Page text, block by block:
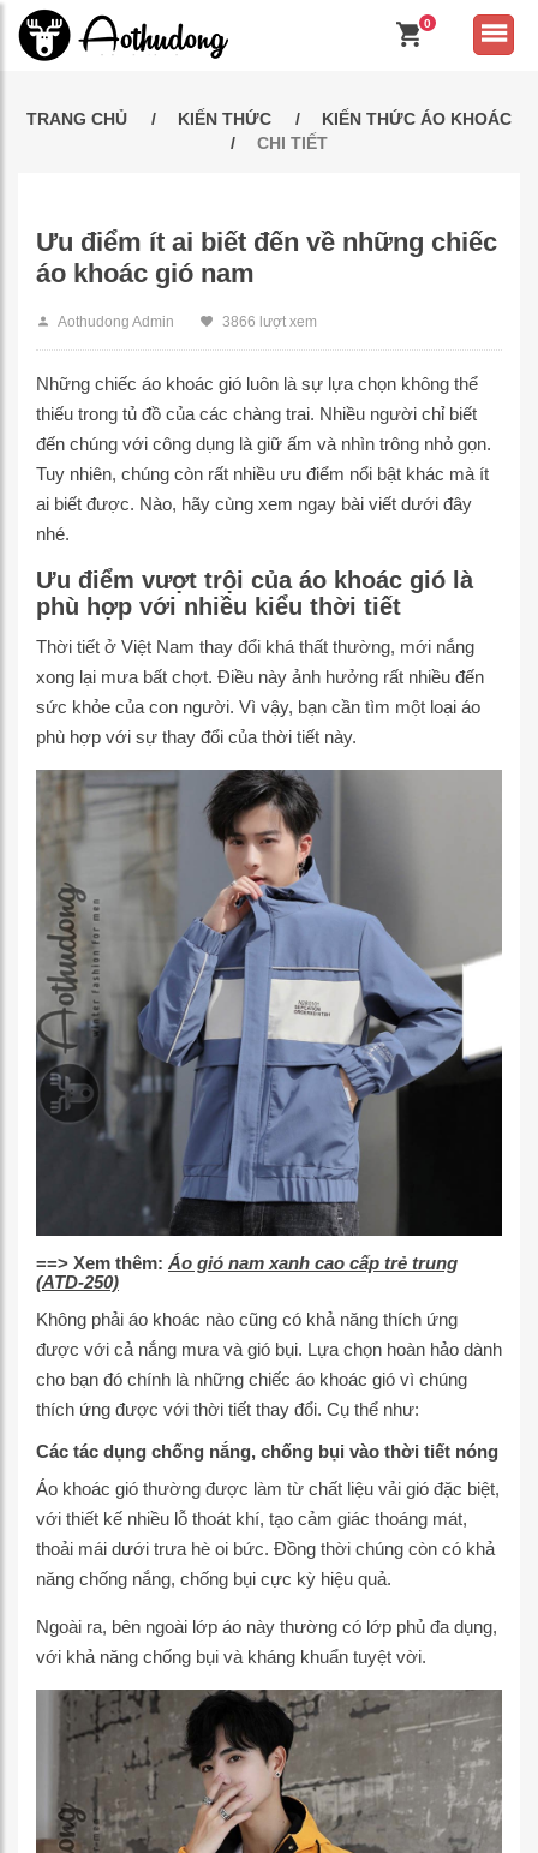
0
TRANG CHỦ KIẾN THỨC
KIẾN THỨC ÁO KHOÁC
CHI TIẾT
Ưu điểm ít ai biết đến về những chiếc
áo khoác gió nam
Aothudong Admin 3866 lượt xem
Những chiếc áo khoác gió luôn là sự lựa chọn không thể
thiếu trong tủ đồ của các chàng trai. Nhiều người chỉ biết
đến chúng với công dụng là giữ ấm và nhìn trông nhỏ gọn.
Tuy nhiên, chúng còn rất nhiều ưu điểm nổi bật khác mà ít
ai biết được. Nào, hãy cùng xem ngay bài viết dưới đây
nhé.
Ưu điểm vượt trội của áo khoác gió là
phù hợp với nhiều kiểu thời tiết
Thời tiết ở Việt Nam thay đổi khá thất thường, mới nắng
xong lại mưa bất chợt. Điều này ảnh hưởng rất nhiều đến
sức khỏe của con người. Vì vậy, bạn cần tìm một loại áo
phù hợp với sự thay đổi của thời tiết này.
==> Xem thêm: Áo gió nam xanh cao cấp trẻ trung
(ATD-250)
Không phải áo khoác nào cũng có khả năng thích ứng
được với cả nắng mưa và gió bụi. Lựa chọn hoàn hảo dành
cho bạn đó chính là những chiếc áo khoác gió vì chúng
thích ứng được với thời tiết thay đổi. Cụ thể như:
Các tác dụng chống nắng, chống bụi vào thời tiết nóng
Áo khoác gió thường được làm từ chất liệu vải gió đặc biệt,
với thiết kế nhiều lỗ thoát khí, tạo cảm giác thoáng mát,
thoải mái dưới trưa hè oi bức. Đồng thời chúng còn có khả
năng chống nắng, chống bụi cực kỳ hiệu quả.
Ngoài ra, bên ngoài lớp áo này thường có lớp phủ đa dụng,
với khả năng chống bụi và kháng khuẩn tuyệt vời.